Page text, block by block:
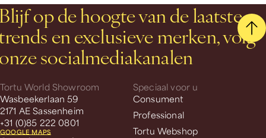
op de hoogte van de laatste
en exclusieve merken, volg
socialmediakanalen
Tortu World Showroom
Wasbeekerlaan 59
2171 AE Sassenheim
+31 (0)85 222 0801
GOOGLE MAPS
Speciaal voor u
Consument
Professional
Tortu Webshop